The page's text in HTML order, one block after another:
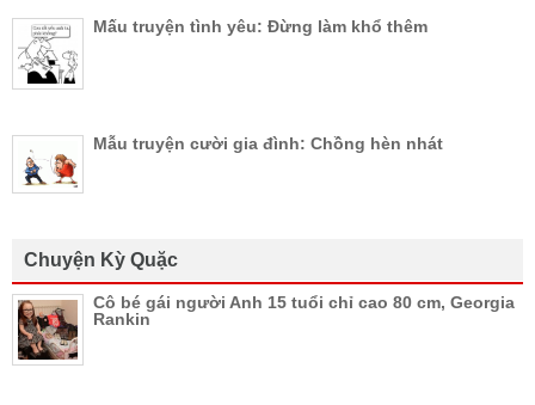
Mấu truyện tình yêu: Đừng làm khổ thêm
Mẫu truyện cười gia đình: Chồng hèn nhát
Chuyện Kỳ Quặc
Cô bé gái người Anh 15 tuổi chỉ cao 80 cm, Georgia
Rankin